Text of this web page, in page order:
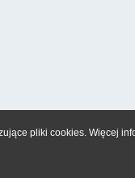
pliki cookies. Więcej